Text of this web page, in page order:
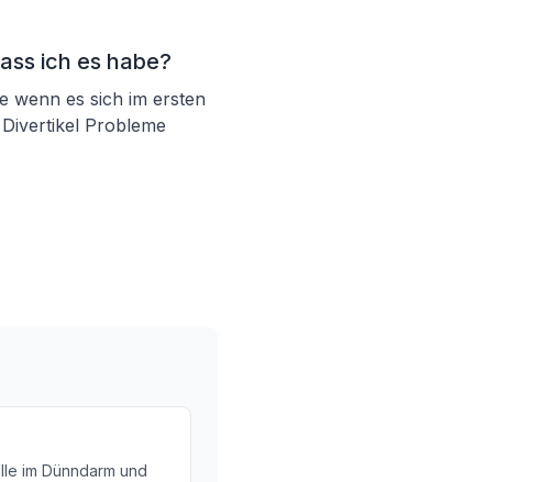
ich es habe?
wenn es sich im ersten
Probleme
im Dünndarm und